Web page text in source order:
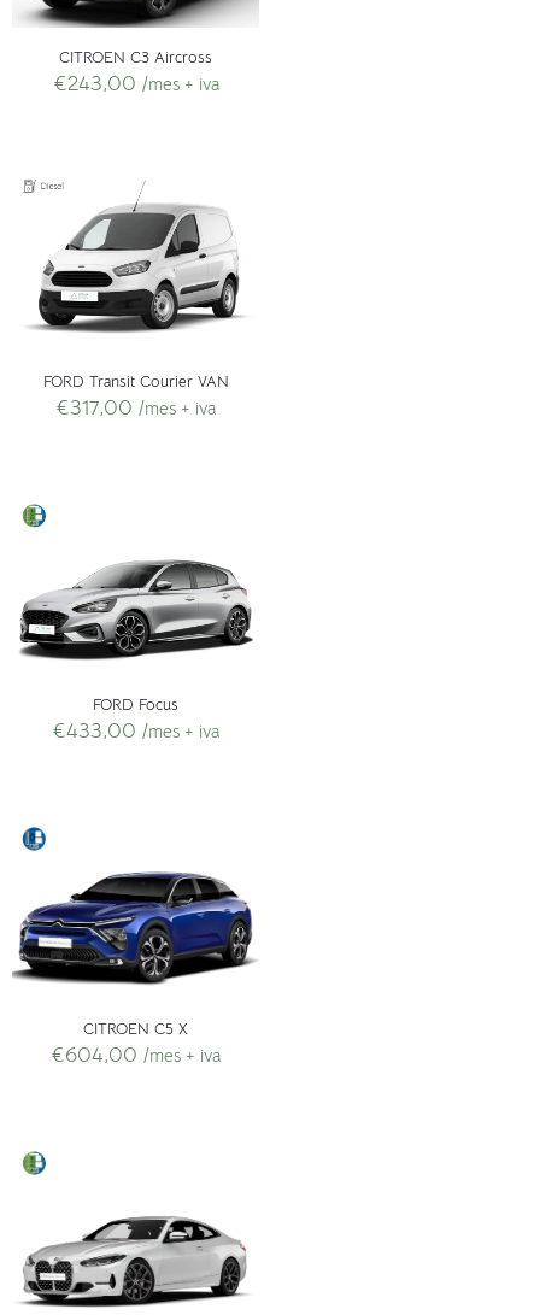
CITROEN C3 Aircross
€243,00 /mes + iva
FORD Transit Courier VAN
€317,00 /mes + iva
FORD Focus
€433,00 /mes + iva
CITROEN C5 X
€604,00 /mes + iva